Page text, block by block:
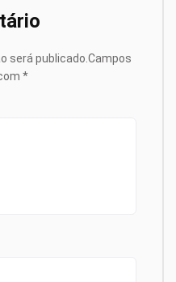
será publicado. Campos
*